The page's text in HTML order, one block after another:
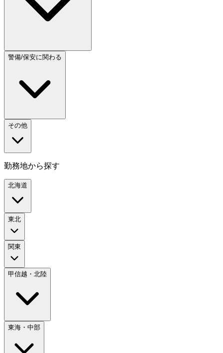
警備/保安に関わる
その他
勤務地から探す
北海道
東北
関東
甲信越・北陸
東海・中部